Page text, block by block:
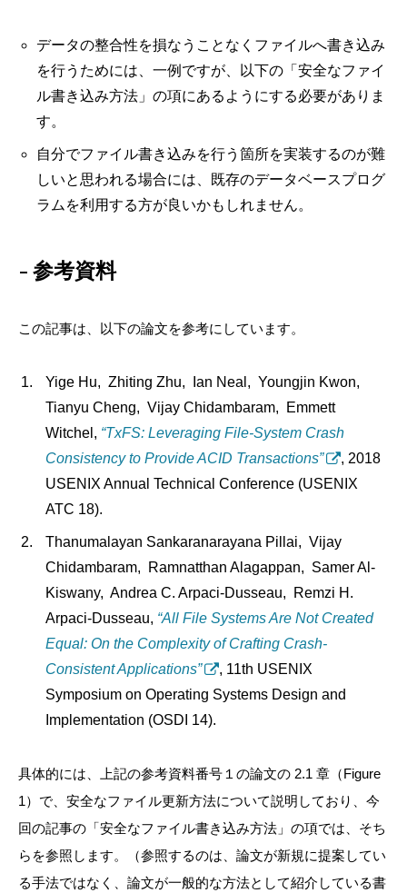
データの整合性を損なうことなくファイルへ書き込み
を行うためには、一例ですが、以下の「安全なファイ
ル書き込み方法」の項にあるようにする必要がありま
す。
自分でファイル書き込みを行う箇所を実装するのが難
しいと思われる場合には、既存のデータベースプログ
ラムを利用する方が良いかもしれません。
参考資料
この記事は、以下の論文を参考にしています。
Yige Hu, Zhiting Zhu, Ian Neal, Youngjin Kwon,
Tianyu Cheng, Vijay Chidambaram,
Emmett
Witchel, “TxFS: Leveraging File-System Crash
Consistency to Provide ACID Transactions”
, 2018
USENIX Annual Technical Conference (USENIX
ATC 18).
Thanumalayan Sankaranarayana Pillai, Vijay
Chidambaram,
Ramnatthan Alagappan, Samer Al-
Kiswany, Andrea C. Arpaci-Dusseau,
Remzi H.
Arpaci-Dusseau, “All File Systems Are Not Created
Equal: On the Complexity of Crafting Crash-
Consistent Applications”
, 11th USENIX
Symposium on Operating Systems Design and
Implementation (OSDI 14).
具体的には、上記の参考資料番号１の論文の 2.1 章（Figure
1）で、安全なファイル更新方法について説明しており、今
回の記事の「安全なファイル書き込み方法」の項では、そち
らを参照します。（参照するのは、論文が新規に提案してい
る手法ではなく、論文が一般的な方法として紹介している書